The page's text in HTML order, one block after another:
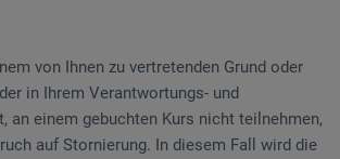
von Ihnen zu vertretenden Grund oder
in Ihrem Verantwortungs- und
an einem gebuchten Kurs nicht teilnehmen,
auf Stornierung. In diesem Fall wird die